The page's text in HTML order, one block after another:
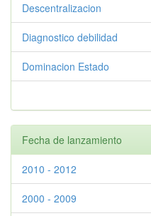
Descentralizacion
Diagnostico debilidad
Dominacion Estado
Fecha de lanzamiento
2010 - 2012
2000 - 2009